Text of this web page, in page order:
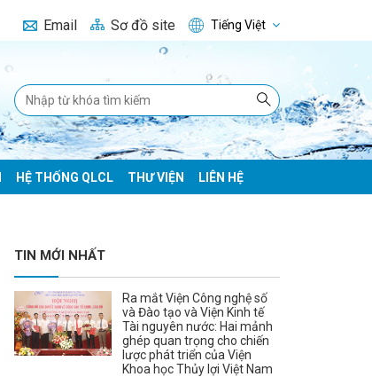
Email Sơ đồ site Tiếng Việt
HỆ THỐNG QLCL THƯ VIỆN LIÊN HỆ
TIN MỚI NHẤT
Ra mắt Viện Công nghệ số
và Đào tạo và Viện Kinh tế
Tài nguyên nước: Hai mảnh
ghép quan trọng cho chiến
lược phát triển của Viện
Khoa học Thủy lợi Việt Nam